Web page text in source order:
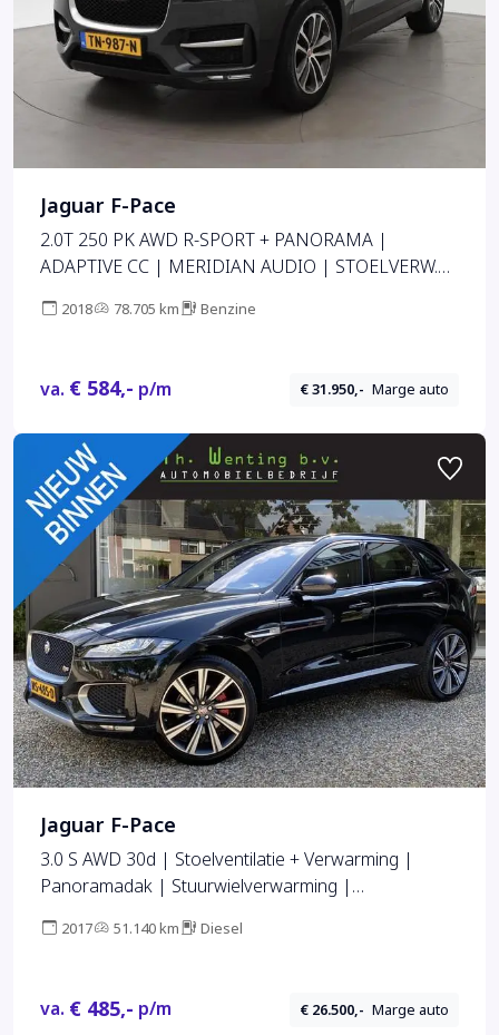
Jaguar F-Pace
2.0T 250 PK AWD R-SPORT + PANORAMA |
ADAPTIVE CC | MERIDIAN AUDIO | STOELVERW.
2018 78.705 km Benzine
va. € 584,- p/m € 31.950,- Marge auto
Jaguar F-Pace
3.0 S AWD 30d | Stoelventilatie + Verwarming |
Panoramadak | Stuurwielverwarming |
2017 51.140 km Diesel
va. € 485,- p/m € 26.500,- Marge auto